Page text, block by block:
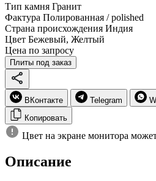
Тип камня Гранит
Фактура Полированная / polished
Страна происхождения Индия
Цвет Бежевый, Желтый
Цена по запросу
Плиты под заказ
ВКонтакте Telegram
Копировать
Цвет на экране монитора
Описание